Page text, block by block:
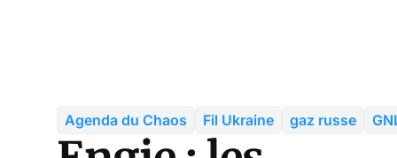
Agenda du Chaos Fil Ukraine gaz russe